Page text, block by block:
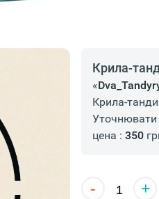
Крила-
«
Крила-
Уточнювати
цена : 350
- +